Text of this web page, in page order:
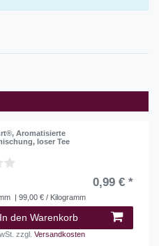
Aromatisierte
loser Tee
0,99 € *
| 99,00 € / Kilogramm
In den Warenkorb
zzgl.Versandkosten